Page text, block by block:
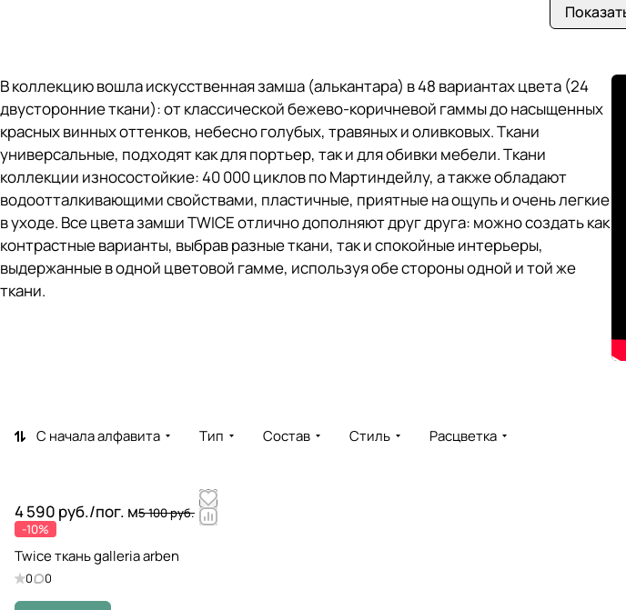
В коллекцию вошла искусственная замша (алькантара) в 48 вариантах цвета (24
двусторонние ткани): от классической бежево-коричневой гаммы до насыщенных
красных винных оттенков, небесно голубых, травяных и оливковых. Ткани
универсальные, подходят как для портьер, так и для обивки мебели. Ткани
коллекции износостойкие: 40 000 циклов по Мартиндейлу, а также обладают
водоотталкивающими свойствами, пластичные, приятные на ощупь и очень легкие
в уходе. Все цвета замши TWICE отлично дополняют друг друга: можно создать как
контрастные варианты, выбрав разные ткани, так и спокойные интерьеры,
выдержанные в одной цветовой гамме, используя обе стороны одной и той же
ткани.
С начала алфавита Тип Состав Стиль Расцветка
4 590 руб./пог. м5 100 руб.
-10%
Twice ткань galleria arben
0 0